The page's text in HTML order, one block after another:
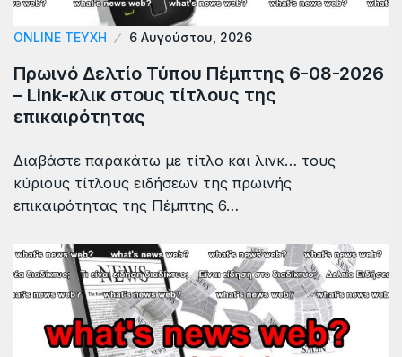
ONLINE ΤΕΎΧΗ 6 Αυγούστου, 2026
Πρωινό Δελτίο Τύπου Πέμπτης 6-08-2026
– Link-κλικ στους τίτλους της
επικαιρότητας
Διαβάστε παρακάτω με τίτλο και λινκ… τους
κύριους τίτλους ειδήσεων της πρωινής
επικαιρότητας της Πέμπτης 6…